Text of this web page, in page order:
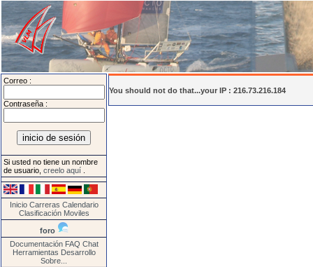
Correo :
Contraseña :
Si usted no tiene un nombre
de usuario, creelo aquí
Inicio Carreras Calendario
Clasificación Moviles
foro
Documentación FAQ Chat
Herramientas Desarrollo
Sobre...
You should not do that...your IP : 216.73.216.184